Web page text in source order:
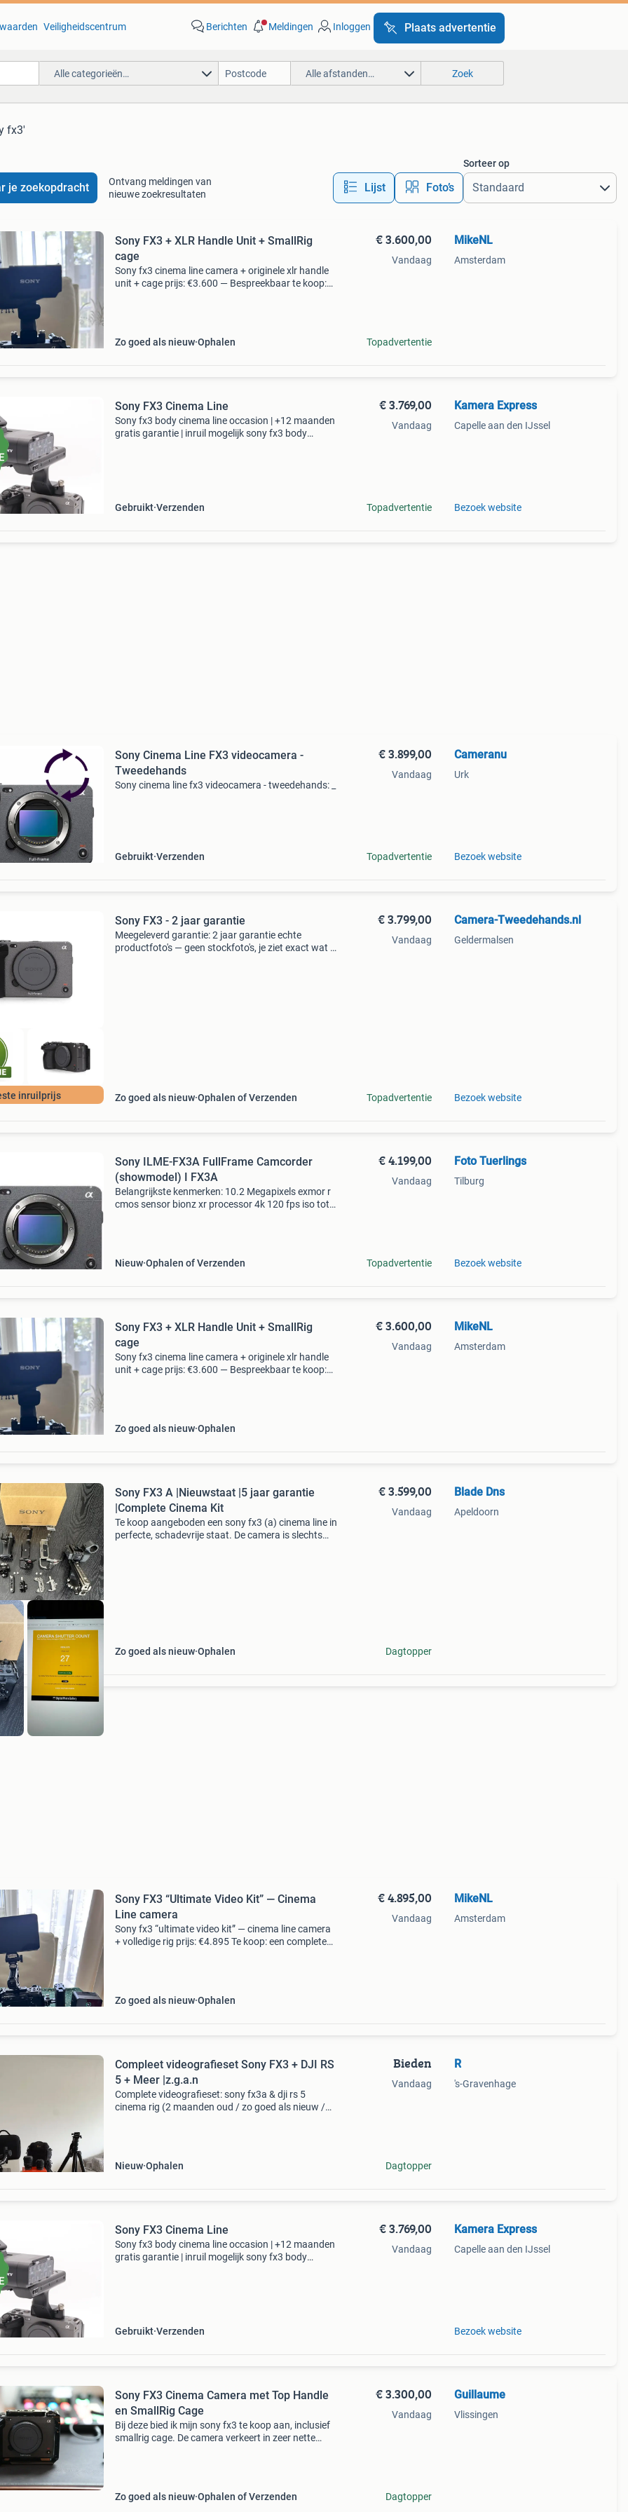
Veiligheidscentrum Berichten Meldingen Inloggen Plaats advertentie
Alle categorieën… Alle afstanden… Zoek
fx3'
je zoekopdracht
Ontvang meldingen van
nieuwe zoekresultaten
Lijst Foto’s
Sorteer op
Sony FX3 + XLR Handle Unit + SmallRig
cage
Sony fx3 cinema line camera + originele xlr handle
unit + cage prijs: €3.600 — Bespreekbaar te koop:
Zo goed als nieuw Ophalen
€ 3.600,00
Vandaag
Topadvertentie
MikeNL
Amsterdam
Sony FX3 Cinema Line
Sony fx3 body cinema line occasion | +12 maanden
gratis garantie | inruil mogelijk sony fx3 body
Gebruikt Verzenden
€ 3.769,00
Vandaag
Topadvertentie
Kamera Express
Capelle aan den IJssel
Bezoek website
Sony Cinema Line FX3 videocamera -
Tweedehands
Sony cinema line fx3 videocamera - tweedehands: _
Gebruikt Verzenden
€ 3.899,00
Vandaag
Topadvertentie
Cameranu
Urk
Bezoek website
inruilprijs
Sony FX3 - 2 jaar garantie
Meegeleverd garantie: 2 jaar garantie echte
productfoto's — geen stockfoto's, je ziet exact wat je
Zo goed als nieuw Ophalen of Verzenden
€ 3.799,00
Vandaag
Topadvertentie
Camera-Tweedehands.nl
Geldermalsen
Bezoek website
Sony ILME-FX3A FullFrame Camcorder
(showmodel) I FX3A
Belangrijkste kenmerken: 10.2 Megapixels exmor r
cmos sensor bionz xr processor 4k 120 fps iso tot
Nieuw Ophalen of Verzenden
€ 4.199,00
Vandaag
Topadvertentie
Foto Tuerlings
Tilburg
Bezoek website
Sony FX3 + XLR Handle Unit + SmallRig
cage
Sony fx3 cinema line camera + originele xlr handle
unit + cage prijs: €3.600 — Bespreekbaar te koop:
Zo goed als nieuw Ophalen
€ 3.600,00
Vandaag
MikeNL
Amsterdam
Sony FX3 A |Nieuwstaat |5 jaar garantie
|Complete Cinema Kit
Te koop aangeboden een sony fx3 (a) cinema line in
perfecte, schadevrije staat. De camera is slechts
Zo goed als nieuw Ophalen
€ 3.599,00
Vandaag
Dagtopper
Blade Dns
Apeldoorn
Sony FX3 “Ultimate Video Kit” — Cinema
Line camera
Sony fx3 “ultimate video kit” — cinema line camera
+ volledige rig prijs: €4.895 Te koop: een complete
Zo goed als nieuw Ophalen
€ 4.895,00
Vandaag
MikeNL
Amsterdam
Compleet videografieset Sony FX3 + DJI RS
5 + Meer |z.g.a.n
Complete videografieset: sony fx3a & dji rs 5
cinema rig (2 maanden oud / zo goed als nieuw /
Nieuw Ophalen
Bieden
Vandaag
Dagtopper
R
's-Gravenhage
Sony FX3 Cinema Line
Sony fx3 body cinema line occasion | +12 maanden
gratis garantie | inruil mogelijk sony fx3 body
Gebruikt Verzenden
€ 3.769,00
Vandaag
Kamera Express
Capelle aan den IJssel
Bezoek website
Sony FX3 Cinema Camera met Top Handle
en SmallRig Cage
Bij deze bied ik mijn sony fx3 te koop aan, inclusief
smallrig cage. De camera verkeert in zeer nette
Zo goed als nieuw Ophalen of Verzenden
€ 3.300,00
Vandaag
Dagtopper
Guillaume
Vlissingen